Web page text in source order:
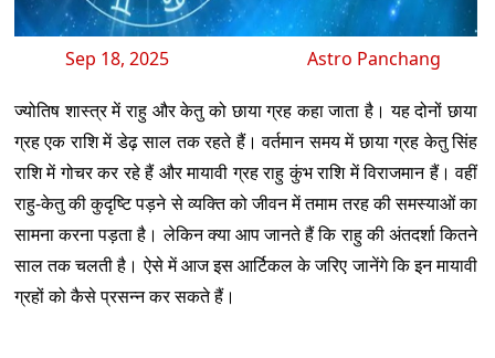
Sep 18, 2025 Astro Panchang
ज्योतिष शास्त्र में राहु और केतु को छाया ग्रह कहा जाता है। यह दोनों छाया
ग्रह एक राशि में डेढ़ साल तक रहते हैं। वर्तमान समय में छाया ग्रह केतु सिंह
राशि में गोचर कर रहे हैं और मायावी ग्रह राहु कुंभ राशि में विराजमान हैं। वहीं
राहु-केतु की कुदृष्टि पड़ने से व्यक्ति को जीवन में तमाम तरह की समस्याओं का
सामना करना पड़ता है। लेकिन क्या आप जानते हैं कि राहु की अंतदर्शा कितने
साल तक चलती है। ऐसे में आज इस आर्टिकल के जरिए जानेंगे कि इन मायावी
ग्रहों को कैसे प्रसन्न कर सकते हैं।